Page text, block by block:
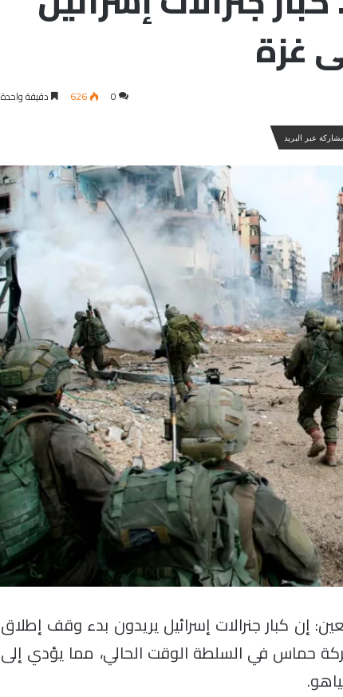
غزة
0
626 دقيقة واحدة
عبر البريد
إن كبار جنرالات إسرائيل يريدون بدء وقف إطلاق
حماس في السلطة الوقت الحالي، مما يؤدي إلى